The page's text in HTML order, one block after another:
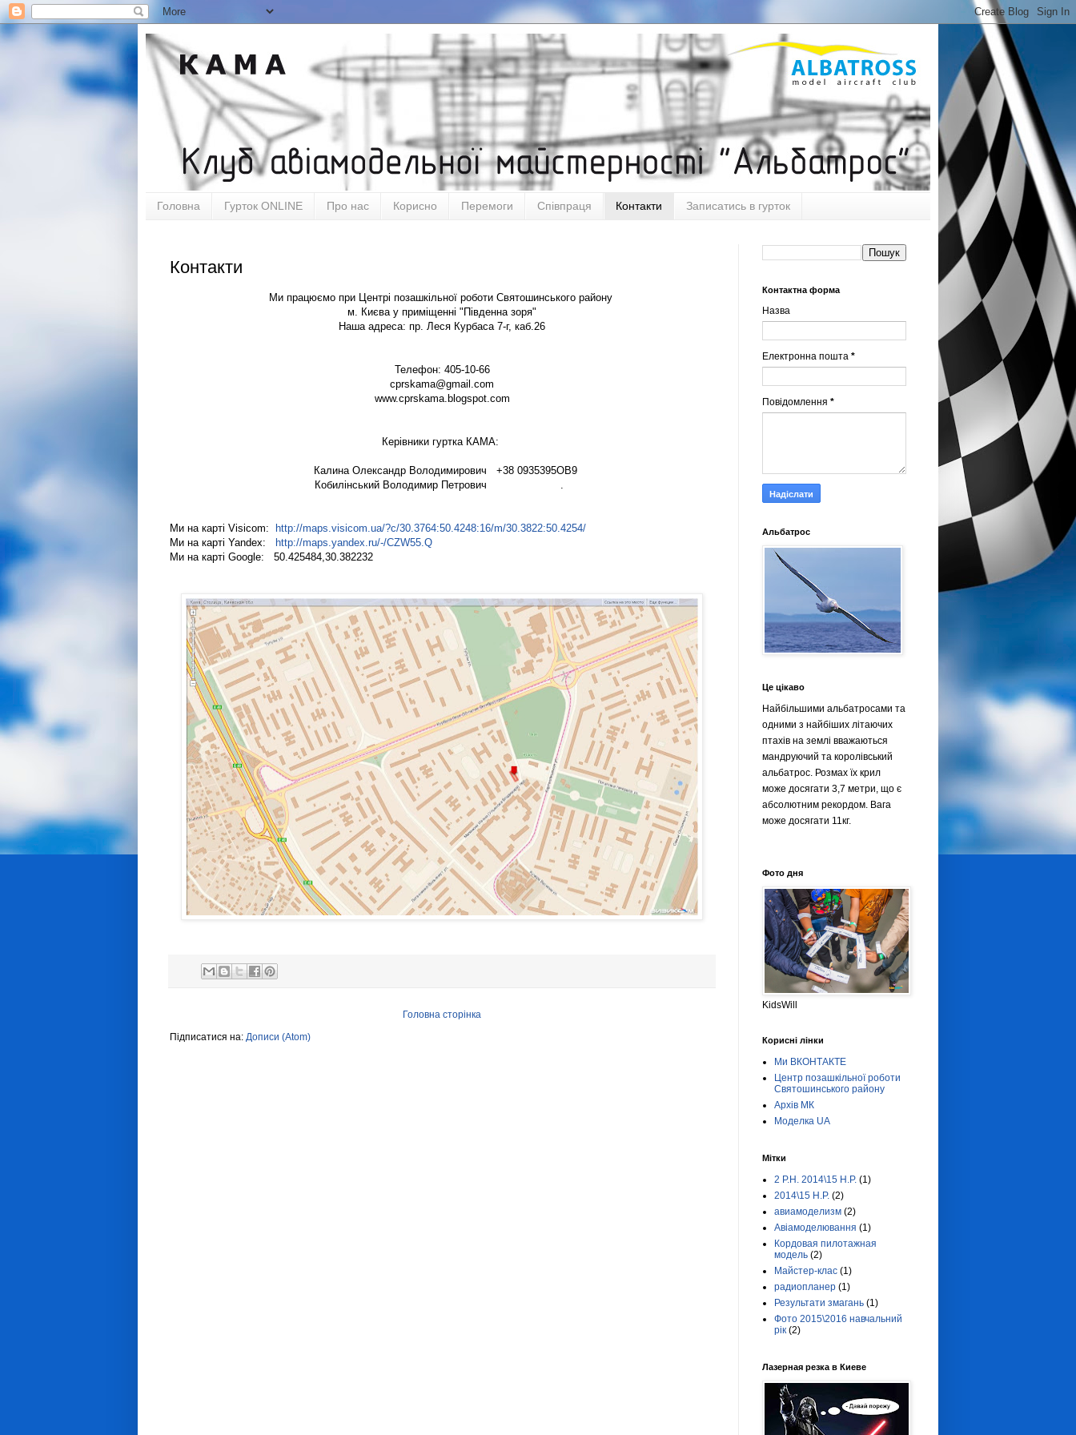
Головна Гурток ONLINE Про нас Корисно Перемоги Співпраця Контакти Записатись в гурток
Контакти
Ми працюємо при Центрі позашкільної роботи Святошинського району
м. Києва у приміщенні "Південна зоря"
Наша адреса: пр. Леся Курбаса 7-г, каб.26
Телефон: 405-10-66
cprskama@gmail.com
www.cprskama.blogspot.com
Керівники гуртка КАМА:
Калина Олександр Володимирович +38 0935395ОВ9
Кобилінський Володимир Петрович .
Ми на карті Visicom:
http://maps.visicom.ua/?c/30.3764:50.4248:16/m/30.3822:50.4254/
Ми на карті Yandex:
http://maps.yandex.ru/-/CZW55.Q
Ми на карті Google: 50.425484,30.382232
Головна сторінка
Підписатися на: Дописи (Atom)
Контактна форма
Назва
Електронна пошта *
Повідомлення *
Альбатрос
Це цікаво
Найбільшими альбатросами та
одними з найбіших літаючих
птахів на землі вважаються
мандруючий та королівський
альбатрос. Розмах їх крил
може досягати 3,7 метри, що є
абсолютним рекордом. Вага
може досягати 11кг.
Фото дня
KidsWill
Корисні лінки
Ми ВКОНТАКТЕ
Центр позашкільної роботи
Святошинського району
Архів МК
Моделка UA
Мітки
2 Р.Н. 2014\15 Н.Р. (1)
2014\15 Н.Р. (2)
авиамоделизм (2)
Авіамоделювання (1)
Кордовая пилотажная
модель (2)
Майстер-клас (1)
радиопланер (1)
Результати змагань (1)
Фото 2015\2016 навчальний
рік (2)
Лазерная резка в Киеве